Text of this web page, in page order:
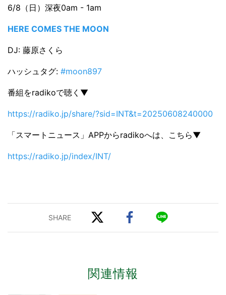
6/8（日）深夜0am - 1am
HERE COMES THE MOON
DJ: 藤原さくら
ハッシュタグ: #moon897
番組をradikoで聴く▼
https://radiko.jp/share/?sid=INT&t=20250608240000
「スマートニュース」APPからradikoへは、こちら▼
https://radiko.jp/index/INT/
関連情報